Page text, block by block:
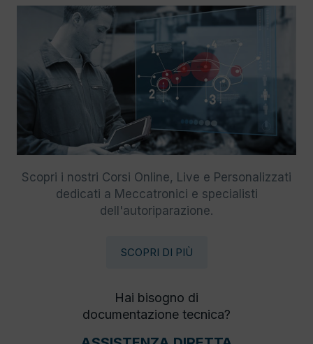
Scopri i nostri Corsi Online, Live e Personalizzati
dedicati a Meccatronici e specialisti
dell'autoriparazione.
SCOPRI DI PIÙ
Hai bisogno di
documentazione tecnica?